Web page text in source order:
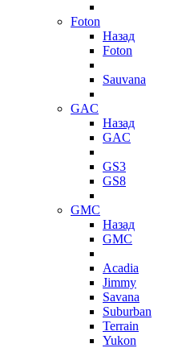
Foton
Назад
Foton
Sauvana
GAC
Назад
GAC
GS3
GS8
GMC
Назад
GMC
Acadia
Jimmy
Savana
Suburban
Terrain
Yukon